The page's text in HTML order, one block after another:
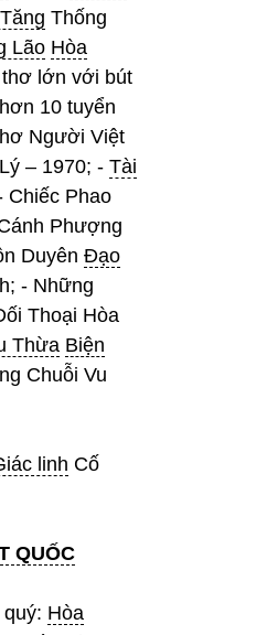
Thống
Lão Hòa
lớn với bút
10 tuyển
Người Việt
Lý – 1970; - Tài
Chiếc Phao
Phượng
Duyên Đạo
- Những
Thoại Hòa
Thừa Biện
Chuỗi Vu
linh Cố
QUỐC
Hòa